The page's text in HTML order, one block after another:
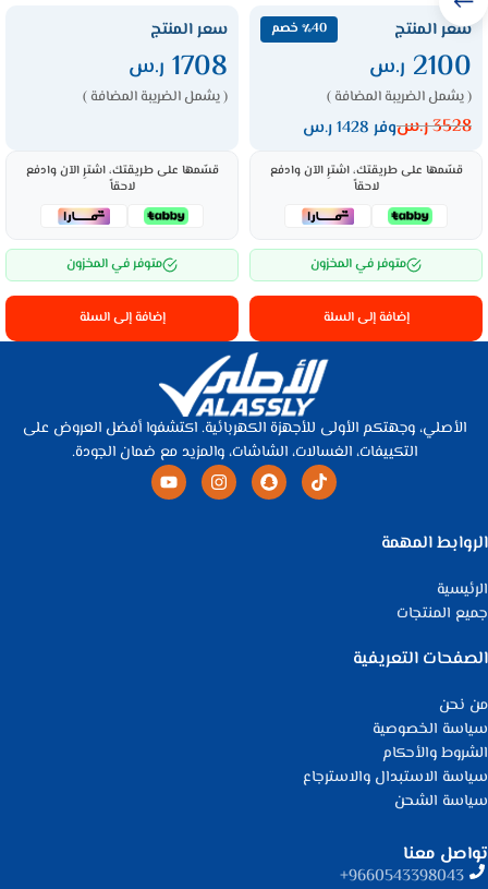
سعر المنتج ٪40 خصم
2100 ر.س
( يشمل الضريبة المضافة )
3528ر.سوفر 1428 ر.س
قسّمها على طريقتك، اشترِ الآن وادفع
لاحقاً
متوفر في المخزون
إضافة إلى السلة
سعر المنتج
1708 ر.س
( يشمل الضريبة المضافة )
قسّمها على طريقتك، اشترِ الآن وادفع
لاحقاً
متوفر في المخزون
إضافة إلى السلة
الأصلي، وجهتكم الأولى للأجهزة الكهربائية. اكتشفوا أفضل العروض على
التكييفات، الغسالات، الشاشات، والمزيد مع ضمان الجودة.
الروابط المهمة
الرئيسية
جميع المنتجات
الصفحات التعريفية
من نحن
سياسة الخصوصية
الشروط والأحكام
سياسة الاستبدال والاسترجاع
سياسة الشحن
تواصل معنا
9660543398043⁩+